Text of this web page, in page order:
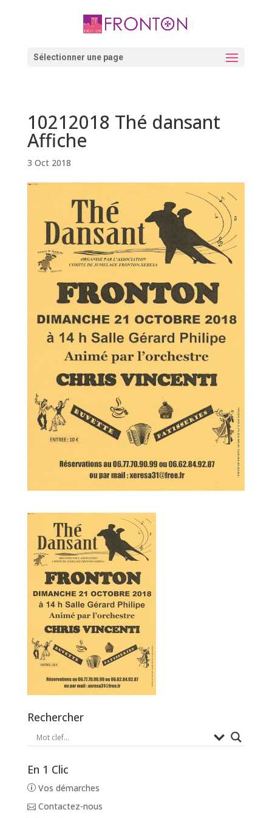
Sélectionner une page
10212018 Thé dansant
Affiche
3 Oct 2018
Rechercher
En 1 Clic
Vos démarches
Contactez-nous